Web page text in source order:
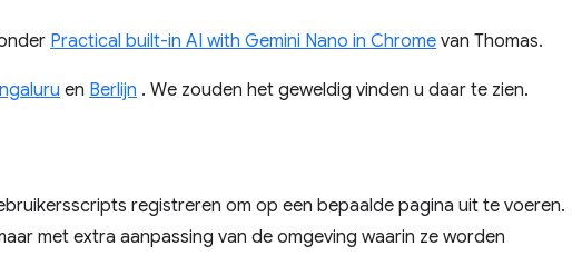
Practical built-in AI with Gemini Nano in Chrome van Thomas.
en Berlijn . We zouden het geweldig vinden u daar te zien.
registreren om op een bepaalde pagina uit te voeren.
met extra aanpassing van de omgeving waarin ze worden